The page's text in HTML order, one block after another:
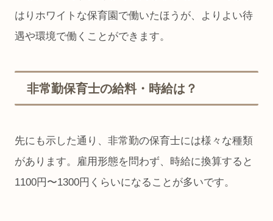
はりホワイトな保育園で働いたほうが、よりよい待
遇や環境で働くことができます。
非常勤保育士の給料・時給は？
先にも示した通り、非常勤の保育士には様々な種類
があります。雇用形態を問わず、時給に換算すると
1100円〜1300円くらいになることが多いです。